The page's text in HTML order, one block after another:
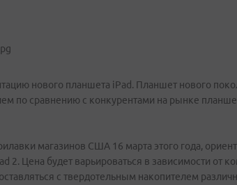
нового планшета iPad. Планшет нового
по сравнению с конкурентами на рынке
магазинов США 16 марта этого года,
2. Цена будет варьироваться в зависимости от
с твердотельным накопителем